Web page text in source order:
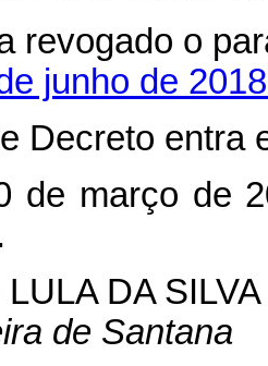
revogado o
junho de
Decreto entra
de março de
DA SILVA
de Santana